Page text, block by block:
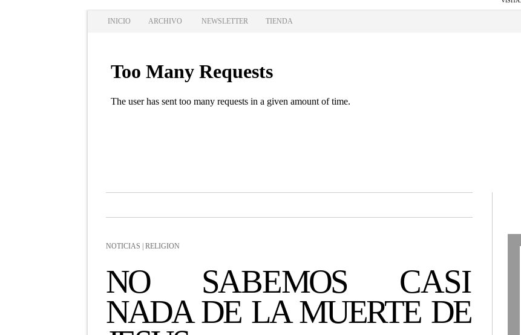
INICIO ARCHIVO NEWSLETTER TIENDA
NOTICIAS | RELIGION
NO SABEMOS CASI
NADA DE LA MUERTE DE